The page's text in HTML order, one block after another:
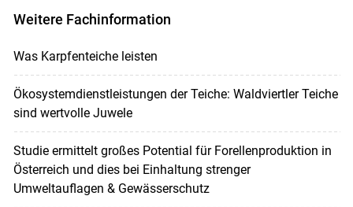
Weitere Fachinformation
Was Karpfenteiche leisten
Ökosystemdienstleistungen der Teiche: Waldviertler Teiche
sind wertvolle Juwele
Studie ermittelt großes Potential für Forellenproduktion in
Österreich und dies bei Einhaltung strenger
Umweltauflagen & Gewässerschutz